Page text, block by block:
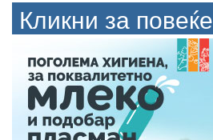
Кликни за повеќе